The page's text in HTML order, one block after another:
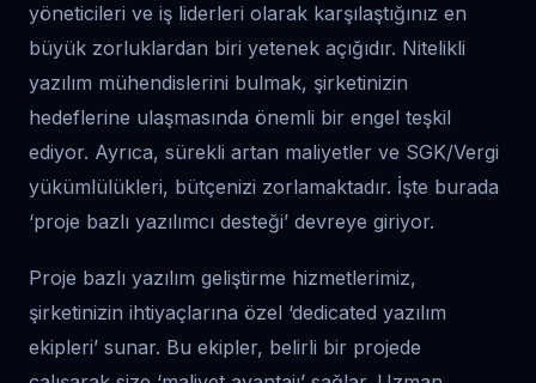
yöneticileri ve iş liderleri olarak karşılaştığınız en
büyük zorluklardan biri yetenek açığıdır. Nitelikli
yazılım mühendislerini bulmak, şirketinizin
hedeflerine ulaşmasında önemli bir engel teşkil
ediyor. Ayrıca, sürekli artan maliyetler ve SGK/Vergi
yükümlülükleri, bütçenizi zorlamaktadır. İşte burada
‘proje bazlı yazılımcı desteği’ devreye giriyor.
Proje bazlı yazılım geliştirme hizmetlerimiz,
şirketinizin ihtiyaçlarına özel ‘dedicated yazılım
ekipleri’ sunar. Bu ekipler, belirli bir projede